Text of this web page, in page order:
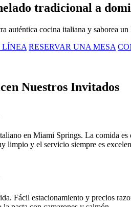
tradicional a
auténtica cocina italiana y saborea
LÍNEA RESERVAR UNA MESA
Nuestros Invitados
en Miami Springs. La comida es
limpio y el servicio siempre es
Fácil estacionamiento y precios